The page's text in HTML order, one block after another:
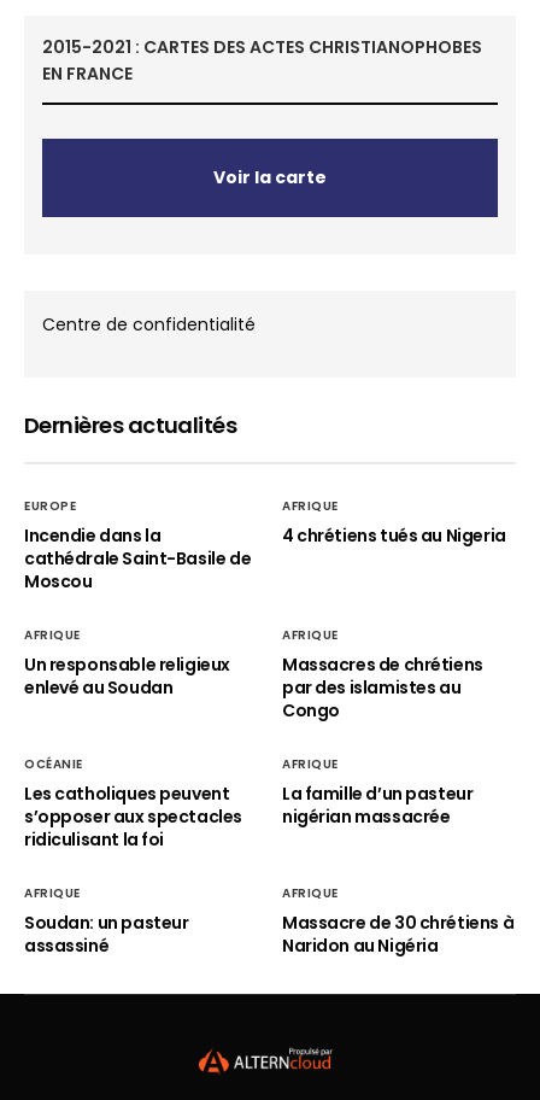
2015-2021 : CARTES DES ACTES CHRISTIANOPHOBES
EN FRANCE
Voir la carte
Centre de confidentialité
Dernières actualités
EUROPE
Incendie dans la
cathédrale Saint-Basile de
Moscou
AFRIQUE
4 chrétiens tués au Nigeria
AFRIQUE
Un responsable religieux
enlevé au Soudan
AFRIQUE
Massacres de chrétiens
par des islamistes au
Congo
OCÉANIE
Les catholiques peuvent
s’opposer aux spectacles
ridiculisant la foi
AFRIQUE
La famille d’un pasteur
nigérian massacrée
AFRIQUE
Soudan: un pasteur
assassiné
AFRIQUE
Massacre de 30 chrétiens à
Naridon au Nigéria